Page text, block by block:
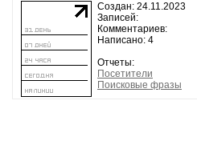
Создан: 24.11.2023
Записей:
Комментариев:
Написано: 4
Отчеты:
Посетители
Поисковые фразы